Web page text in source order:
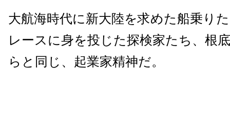
大航海時代に新大陸を求めた船乗り
レースに身を投じた探検家たち、根
らと同じ、起業家精神だ。